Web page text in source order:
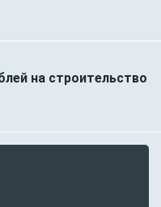
на строительство